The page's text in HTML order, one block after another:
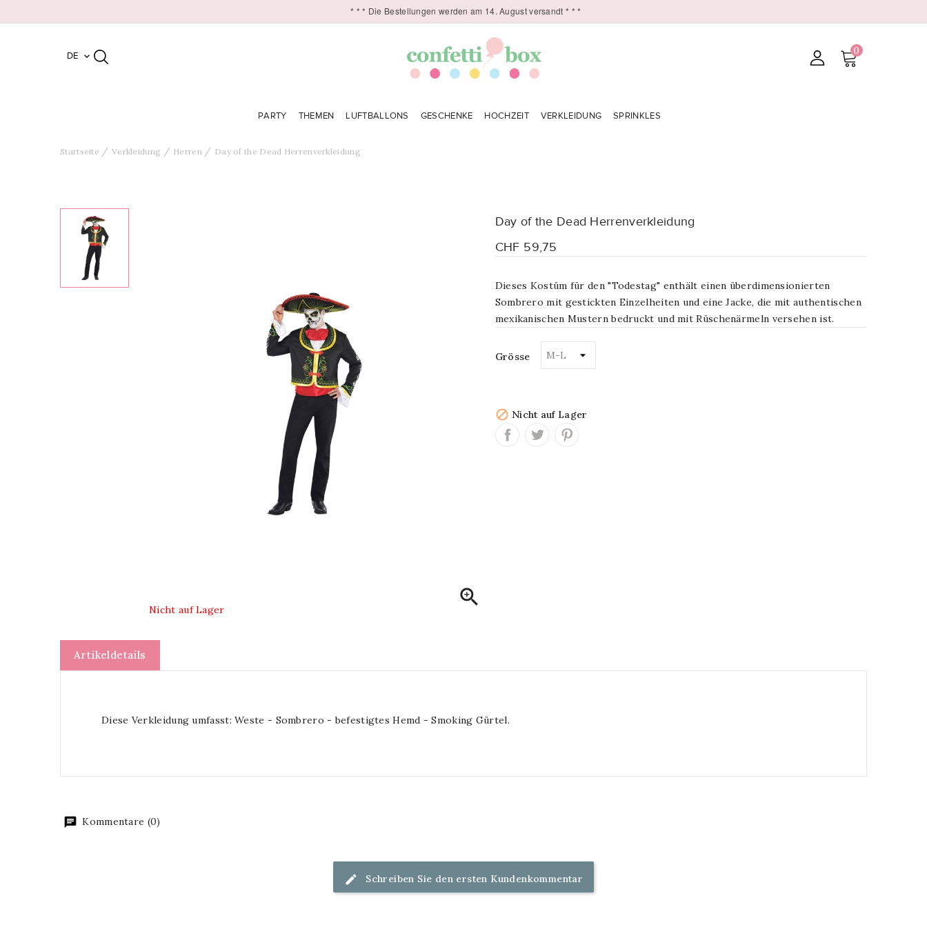
* * * Die Bestellungen werden am 14. August versandt * * *
DE  0
PARTY THEMEN LUFTBALLONS GESCHENKE HOCHZEIT VERKLEIDUNG SPRINKLES
Startseite Verkleidung Herren Day of the Dead Herrenverkleidung

Nicht auf Lager
Day of the Dead Herrenverkleidung
CHF 59,75
Dieses Kostüm für den "Todestag" enthält einen überdimensionierten
Sombrero mit gestickten Einzelheiten und eine Jacke, die mit authentischen
mexikanischen Mustern bedruckt und mit Rüschenärmeln versehen ist.
Grösse
 Nicht auf Lager
Artikeldetails
Diese Verkleidung umfasst: Weste - Sombrero - befestigtes Hemd - Smoking Gürtel.
Kommentare (0)
Schreiben Sie den ersten Kundenkommentar